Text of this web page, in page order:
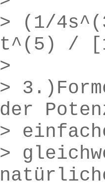
> (1/
t^(5) /
>
>
der
>
>